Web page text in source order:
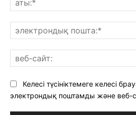
Келесі түсініктемеге келесі
электрондық поштамды және веб-